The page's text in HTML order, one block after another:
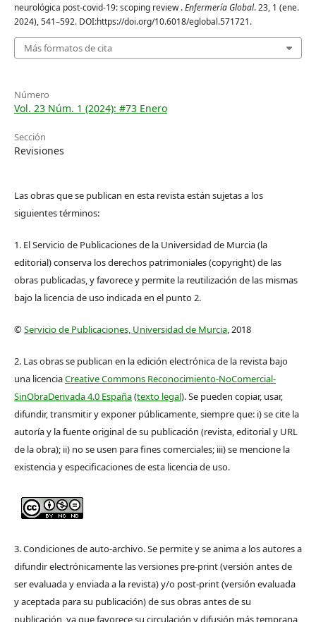
neurológica post-covid-19: scoping review .Enfermería Global. 23, 1 (ene.
2024), 541–592. DOI:https://doi.org/10.6018/eglobal.571721.
Más formatos de cita
Número
Vol. 23 Núm. 1 (2024): #73 Enero
Sección
Revisiones
Las obras que se publican en esta revista están sujetas a los
siguientes términos:
1. El Servicio de Publicaciones de la Universidad de Murcia (la
editorial) conserva los derechos patrimoniales (copyright) de las
obras publicadas, y favorece y permite la reutilización de las mismas
bajo la licencia de uso indicada en el punto 2.
©Servicio de Publicaciones, Universidad de Murcia, 2018
2. Las obras se publican en la edición electrónica de la revista bajo
una licenciaCreative Commons Reconocimiento-NoComercial-
SinObraDerivada 4.0 España(texto legal). Se pueden copiar, usar,
difundir, transmitir y exponer públicamente, siempre que: i) se cite la
autoría y la fuente original de su publicación (revista, editorial y URL
de la obra); ii) no se usen para fines comerciales; iii) se mencione la
existencia y especificaciones de esta licencia de uso.
3. Condiciones de auto-archivo. Se permite y se anima a los autores a
difundir electrónicamente las versiones pre-print (versión antes de
ser evaluada y enviada a la revista) y/o post-print (versión evaluada
y aceptada para su publicación) de sus obras antes de su
publicación, ya que favorece su circulación y difusión más temprana